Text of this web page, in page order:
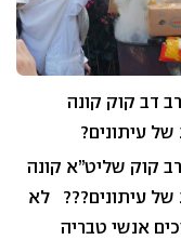
דב קוק קונה
של עיתונים?
קוק שליט”א קונה
של עיתונים??? לא
אנשי טבריה